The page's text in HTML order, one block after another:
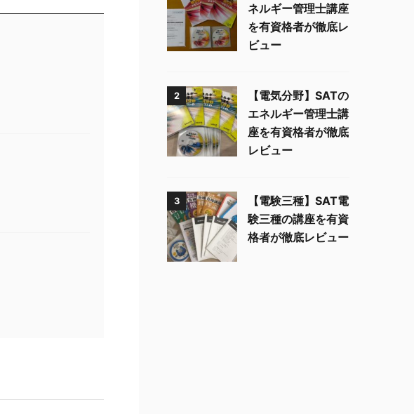
ネルギー管理士講座
を有資格者が徹底レ
ビュー
2
【電気分野】SATの
エネルギー管理士講
座を有資格者が徹底
レビュー
3
【電験三種】SAT電
験三種の講座を有資
格者が徹底レビュー